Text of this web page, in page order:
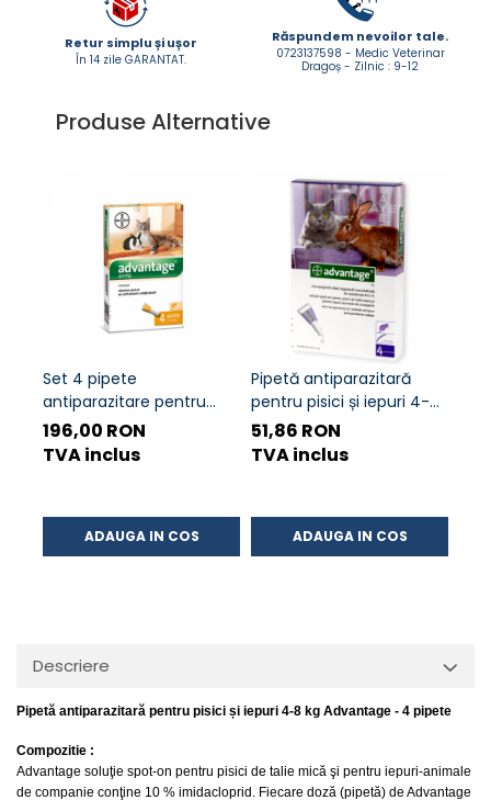
Retur simplu și ușor
În 14 zile GARANTAT.
Răspundem nevoilor tale.
0723137598 - Medic Veterinar
Dragoș - Zilnic : 9-12
Produse Alternative
Set 4 pipete
antiparazitare pentru
pisici și iepuri 0-4 kg
Advantage 40
196,00 RON
TVA inclus
ADAUGA IN COS
Pipetă antiparazitară
pentru pisici și iepuri 4-8
kg Advantage 80 - 1
pipetă
51,86 RON
TVA inclus
ADAUGA IN COS
Descriere
Pipetă antiparazitară pentru pisici și iepuri 4-8 kg Advantage - 4 pipete
Compozitie :
Advantage soluţie spot-on pentru pisici de talie mică şi pentru iepuri-animale
de companie conţine 10 % imidacloprid. Fiecare doză (pipetă) de Advantage